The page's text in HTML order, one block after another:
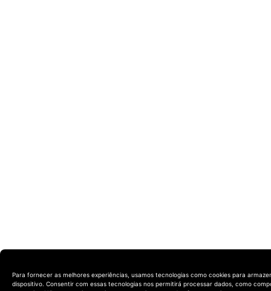
Para fornecer as melhores experiências, usamos tecnologias como cookies para
dispositivo. Consentir com essas tecnologias nos permitirá processar dados, como